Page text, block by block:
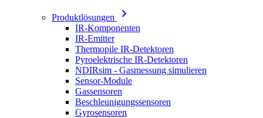
Produktlösungen
IR-Komponenten
IR-Emitter
Thermopile IR-Detektoren
Pyroelektrische IR-Detektoren
NDIRsim - Gasmessung simulieren
Sensor-Module
Gassensoren
Beschleunigungssensoren
Gyrosensoren